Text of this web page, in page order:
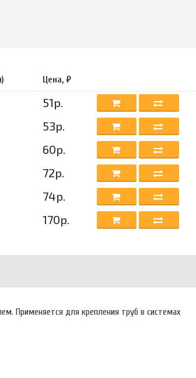
Цена, ₽
51р.
53р.
60р.
72р.
74р.
170р.
Применяется для крепления труб в системах